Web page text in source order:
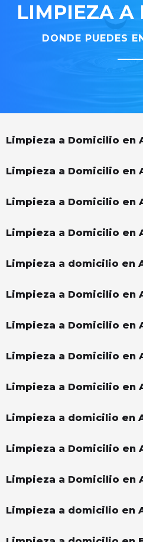
LIMPIEZA A
DONDE PUEDES
Limpieza a Domicilio en
Limpieza a Domicilio en
Limpieza a Domicilio en
Limpieza a Domicilio en
Limpieza a domicilio en
Limpieza a Domicilio en
Limpieza a Domicilio en
Limpieza a Domicilio en
Limpieza a Domicilio en
Limpieza a domicilio en
Limpieza a Domicilio en
Limpieza a Domicilio en
Limpieza a domicilio en